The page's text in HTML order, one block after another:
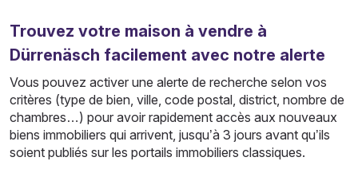
Trouvez votre maison à vendre à
Dürrenäsch facilement avec notre alerte
Vous pouvez activer une alerte de recherche selon vos
critères (type de bien, ville, code postal, district, nombre de
chambres…) pour avoir rapidement accès aux nouveaux
biens immobiliers qui arrivent, jusqu’à 3 jours avant qu’ils
soient publiés sur les portails immobiliers classiques.